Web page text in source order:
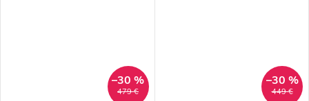
479 €
–30 %
449 €
–30 %